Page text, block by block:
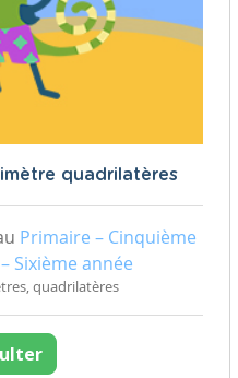
quadrilatères
Primaire – Cinquième
Sixième année
quadrilatères